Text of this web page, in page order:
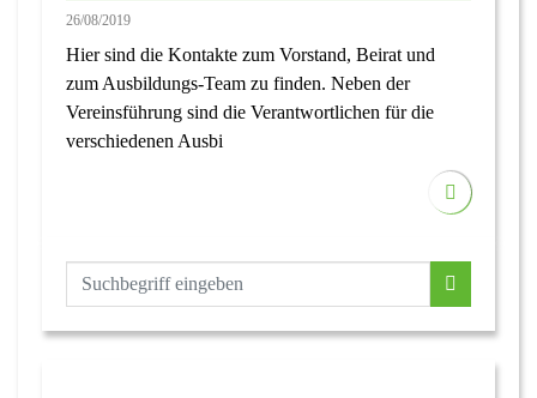
26/08/2019
Hier sind die Kontakte zum Vorstand, Beirat und
zum Ausbildungs-Team zu finden. Neben der
Vereinsführung sind die Verantwortlichen für die
verschiedenen Ausbi